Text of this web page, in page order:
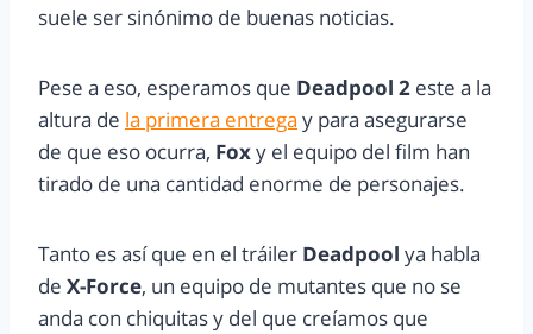
suele ser sinónimo de buenas noticias.
Pese a eso, esperamos que Deadpool 2 este a la
altura de la primera entrega y para asegurarse
de que eso ocurra, Foxy el equipo del film han
tirado de una cantidad enorme de personajes.
Tanto es así que en el tráiler Deadpool ya habla
de X-Force, un equipo de mutantes que no se
anda con chiquitas y del que creíamos que